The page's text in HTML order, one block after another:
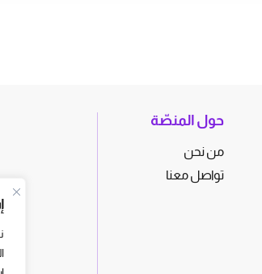
حول المنصّة
من نحن
تواصل معنا